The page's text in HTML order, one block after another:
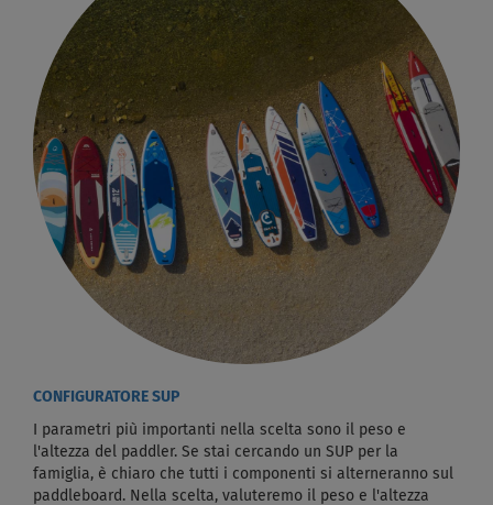
CONFIGURATORE SUP
I parametri più importanti nella scelta sono il peso e
l'altezza del paddler. Se stai cercando un SUP per la
famiglia, è chiaro che tutti i componenti si alterneranno sul
paddleboard. Nella scelta, valuteremo il peso e l'altezza